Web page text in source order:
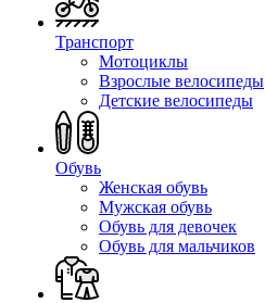
Транспорт
Мотоциклы
Взрослые велосипеды
Детские велосипеды
Обувь
Женская обувь
Мужская обувь
Обувь для девочек
Обувь для мальчиков